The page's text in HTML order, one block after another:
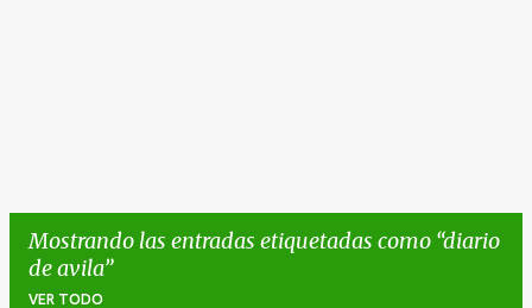
Mostrando las entradas etiquetadas como diario
de avila
VER TODO